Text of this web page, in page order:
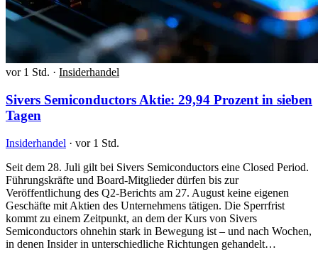
vor 1 Std. · Insiderhandel
Sivers Semiconductors Aktie: 29,94 Prozent in sieben
Tagen
Insiderhandel · vor 1 Std.
Seit dem 28. Juli gilt bei Sivers Semiconductors eine Closed Period.
Führungskräfte und Board-Mitglieder dürfen bis zur
Veröffentlichung des Q2-Berichts am 27. August keine eigenen
Geschäfte mit Aktien des Unternehmens tätigen. Die Sperrfrist
kommt zu einem Zeitpunkt, an dem der Kurs von Sivers
Semiconductors ohnehin stark in Bewegung ist – und nach Wochen,
in denen Insider in unterschiedliche Richtungen gehandelt…